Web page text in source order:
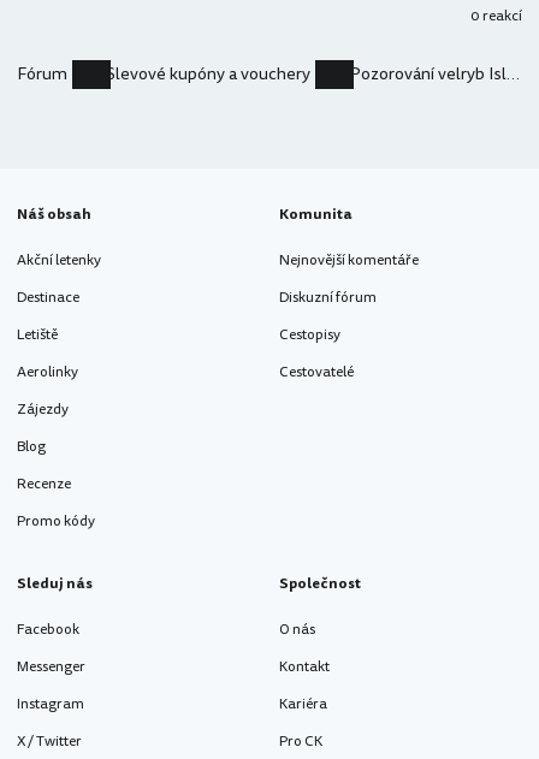
0 reakcí
Fórum Slevové kupóny a vouchery Pozorování velryb Island (Húsavík) – lístek pro 2
Náš obsah
Akční letenky
Destinace
Letiště
Aerolinky
Zájezdy
Blog
Recenze
Promo kódy
Komunita
Nejnovější komentáře
Diskuzní fórum
Cestopisy
Cestovatelé
Sleduj nás
Facebook
Messenger
Instagram
X / Twitter
Společnost
O nás
Kontakt
Kariéra
Pro CK